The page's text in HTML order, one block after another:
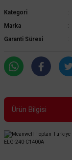
Kategori
Marka
Garanti Süresi
Ürün Bilgisi
ELG-240-C1400A